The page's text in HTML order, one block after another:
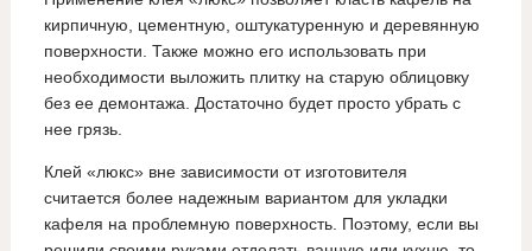
кирпичную, цементную, оштукатуренную и деревянную
поверхности. Также можно его использовать при
необходимости выложить плитку на старую облицовку
без ее демонтажа. Достаточно будет просто убрать с
нее грязь.
Клей «люкс» вне зависимости от изготовителя
считается более надежным вариантом для укладки
кафеля на проблемную поверхность. Поэтому, если вы